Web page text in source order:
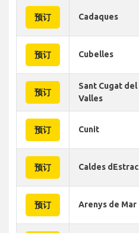
预订 Cadaques
预订 Cubelles
预订
Sant Cugat del
Valles
预订 Cunit
预订 Caldes dEstrac
预订 Arenys de Mar